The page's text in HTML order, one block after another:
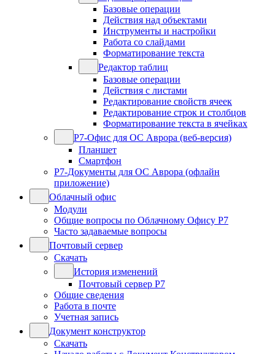
Базовые операции
Действия над объектами
Инструменты и настройки
Работа со слайдами
Форматирование текста
Редактор таблиц
Базовые операции
Действия с листами
Редактирование свойств ячеек
Редактирование строк и столбцов
Форматирование текста в ячейках
Р7-Офис для ОС Аврора (веб-версия)
Планшет
Смартфон
Р7-Документы для ОС Аврора (офлайн
приложение)
Облачный офис
Модули
Общие вопросы по Облачному Офису Р7
Часто задаваемые вопросы
Почтовый сервер
Скачать
История изменений
Почтовый сервер Р7
Общие сведения
Работа в почте
Учетная запись
Документ конструктор
Скачать